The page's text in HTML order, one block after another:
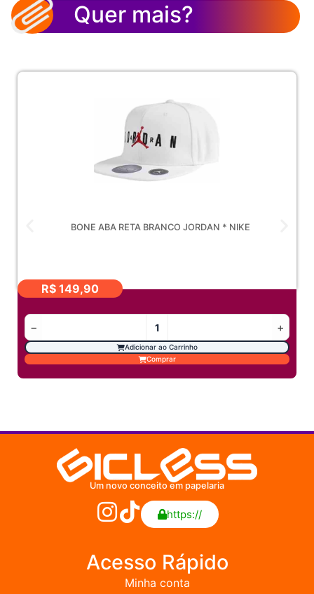
Quer mais?
BONE ABA RETA BRANCO JORDAN * NIKE
R$ 149,90
− +
Adicionar ao Carrinho
Comprar
Um novo conceito em papelaria
https://
Acesso Rápido
Minha conta